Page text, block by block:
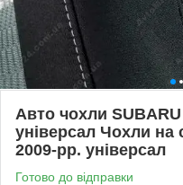
Авто чохли
універсал Чохли
2009-рр. універсал
Готово до відправки